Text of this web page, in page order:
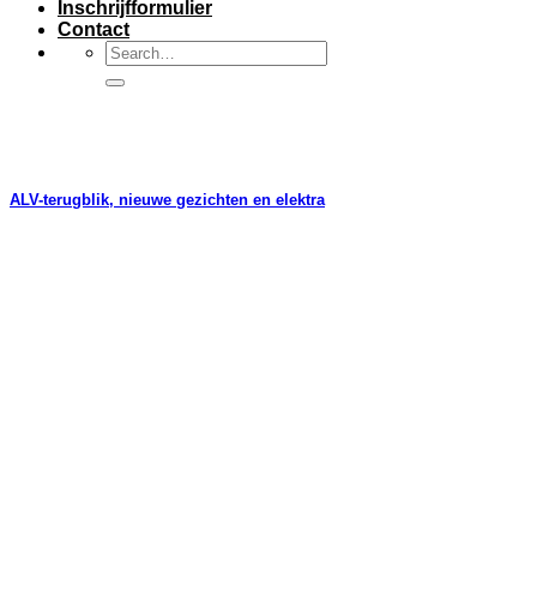
Inschrijfformulier
Contact
ALV-terugblik, nieuwe gezichten en elektra